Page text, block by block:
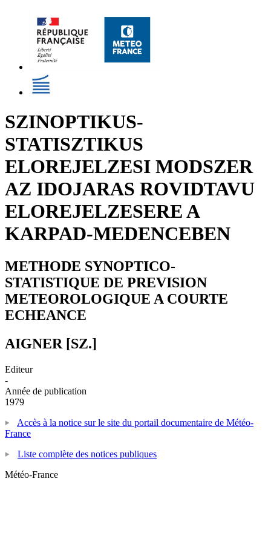
SZINOPTIKUS-
STATISZTIKUS
ELOREJELZESI MODSZER
AZ IDOJARAS ROVIDTAVU
ELOREJELZESERE A
KARPAD-MEDENCEBEN
METHODE SYNOPTICO-
STATISTIQUE DE PREVISION
METEOROLOGIQUE A COURTE
ECHEANCE
AIGNER [SZ.]
Editeur
-
Année de publication
1979
Accès à la notice sur le site du portail documentaire de Météo-
France
Liste complète des notices publiques
Météo-France